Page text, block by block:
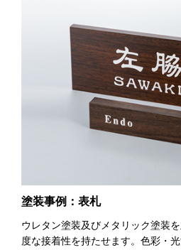
塗装事例：表札
ウレタン塗装及びメタリック塗装
度な接着性を持たせます。色彩・